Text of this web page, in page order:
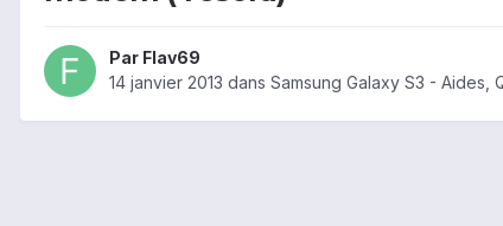
Par Flav69
14 janvier 2013 dans Samsung Galaxy S3 - Aides,